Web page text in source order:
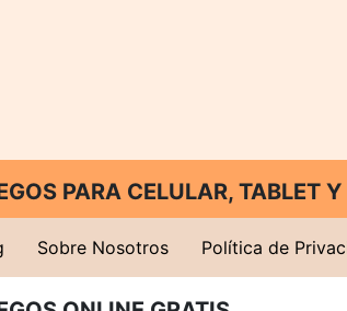
PARA CELULAR, TABLET
Sobre Nosotros Política de